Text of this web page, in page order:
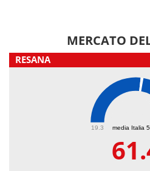
MERCATO
RESANA
media Italia
19.3